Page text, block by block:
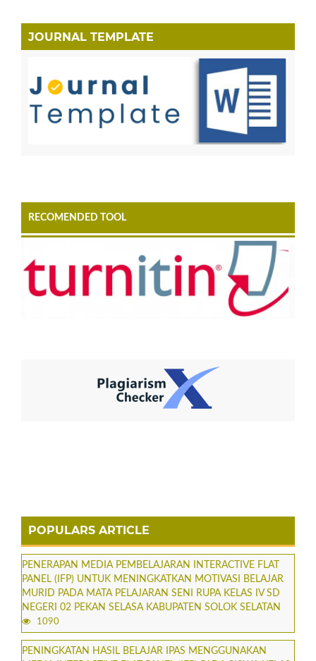
JOURNAL TEMPLATE
RECOMENDED TOOL
POPULARS ARTICLE
PENERAPAN MEDIA PEMBELAJARAN INTERACTIVE FLAT
PANEL (IFP) UNTUK MENINGKATKAN MOTIVASI BELAJAR
MURID PADA MATA PELAJARAN SENI RUPA KELAS IV SD
NEGERI 02 PEKAN SELASA KABUPATEN SOLOK SELATAN
1090
PENINGKATAN HASIL BELAJAR IPAS MENGGUNAKAN